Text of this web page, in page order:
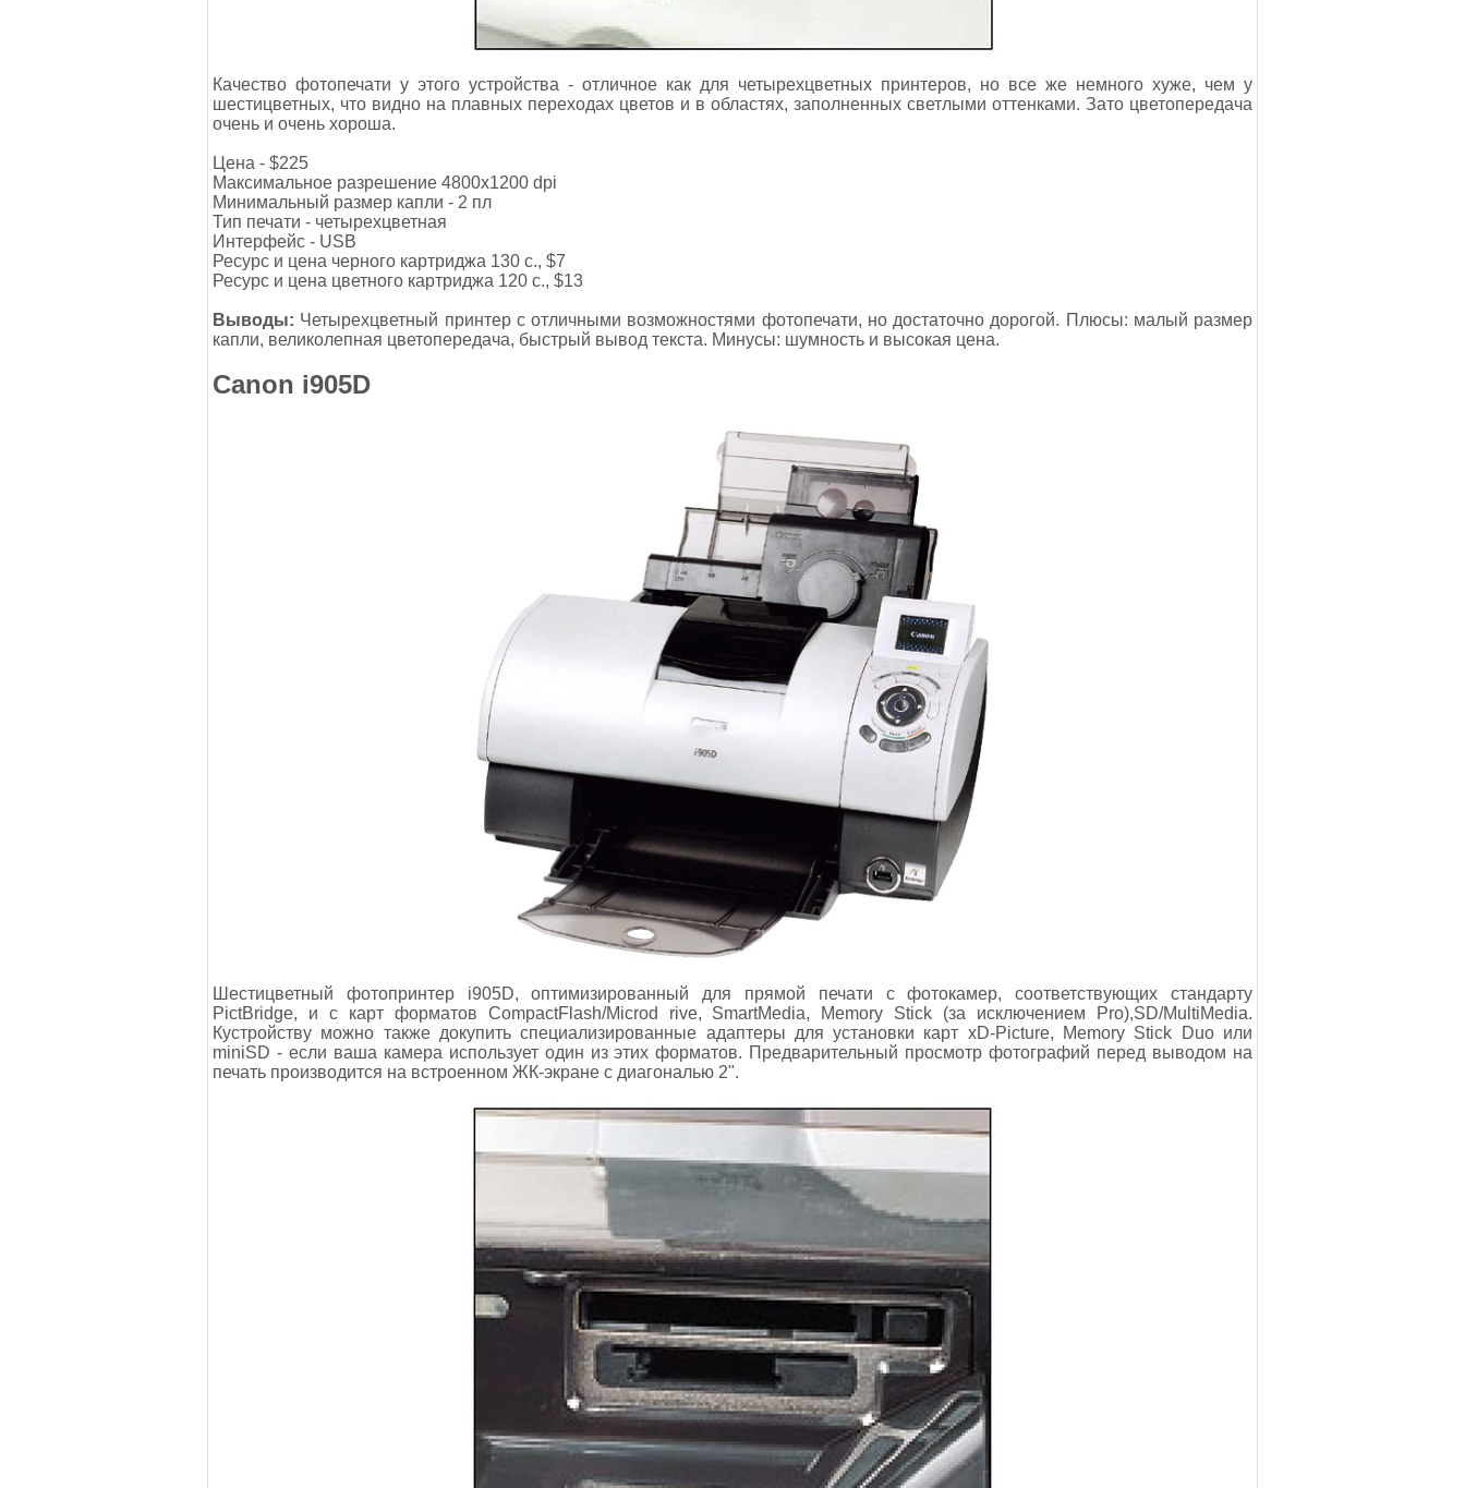
Качество фотопечати у этого устройства - отличное как для четырехцветных принтеров, но все же немного хуже, чем у
шестицветных, что видно на плавных переходах цветов и в областях, заполненных светлыми оттенками. Зато цветопередача
очень и очень хороша.
Цена - $225
Максимальное разрешение 4800x1200 dpi
Минимальный размер капли - 2 пл
Тип печати - четырехцветная
Интерфейс - USB
Ресурс и цена черного картриджа 130 с., $7
Ресурс и цена цветного картриджа 120 с., $13
Выводы: Четырехцветный принтер с отличными возможностями фотопечати, но достаточно дорогой. Плюсы: малый размер
капли, великолепная цветопередача, быстрый вывод текста. Минусы: шумность и высокая цена.
Canon i905D
Шестицветный фотопринтер i905D, оптимизированный для прямой печати с фотокамер, соответствующих стандарту
PictBridge, и с карт форматов CompactFlash/Microd rive, SmartMedia, Memory Stick (за исключением Pro),SD/MultiMedia.
Кустройству можно также докупить специализированные адаптеры для установки карт xD-Picture, Memory Stick Duo или
miniSD - если ваша камера использует один из этих форматов. Предварительный просмотр фотографий перед выводом на
печать производится на встроенном ЖК-экране с диагональю 2".